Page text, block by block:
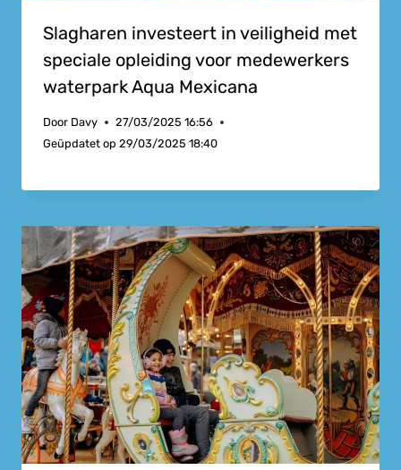
Slagharen investeert in veiligheid met
speciale opleiding voor medewerkers
waterpark Aqua Mexicana
Door Davy
27/03/2025 16:56
Geüpdatet op 29/03/2025 18:40